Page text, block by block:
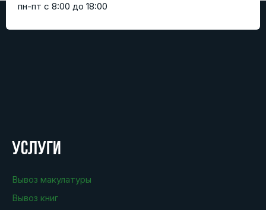
пн-пт с 8:00 до 18:00
Услуги
Вывоз макулатуры
Вывоз книг